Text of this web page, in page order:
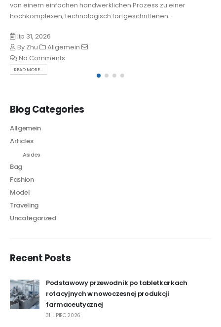
von einem einfachen handwerklichen Prozess zu einer
hochkomplexen, technologisch fortgeschrittenen...
lip 31, 2026
By Zhu
Allgemein
No Comments
READ MORE...
Blog Categories
Allgemein
Articles
Asides
Bag
Fashion
Model
Traveling
Uncategorized
Recent Posts
Podstawowy przewodnik po tabletkarkach
rotacyjnych w nowoczesnej produkcji
farmaceutycznej
31. LIPIEC 2026